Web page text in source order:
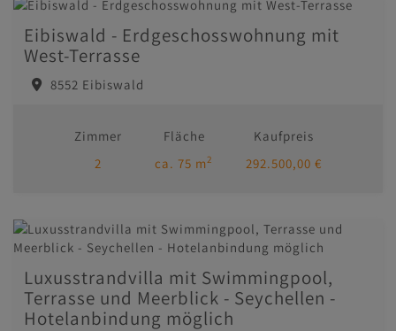
Eibiswald - Erdgeschosswohnung mit
West-Terrasse
8552 Eibiswald
Zimmer
2
Fläche
ca. 75 m2
Kaufpreis
292.500,00 €
Luxusstrandvilla mit Swimmingpool,
Terrasse und Meerblick - Seychellen -
Hotelanbindung möglich